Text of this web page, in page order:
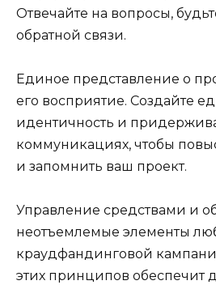
Отвечайте на вопросы,
обратной связи.
Единое представление о
его восприятие. Создайте
идентичность и
коммуникациях, чтобы
и запомнить ваш проект.
Управление средствами и
неотъемлемые элементы
краудфандинговой
этих принципов обеспечит